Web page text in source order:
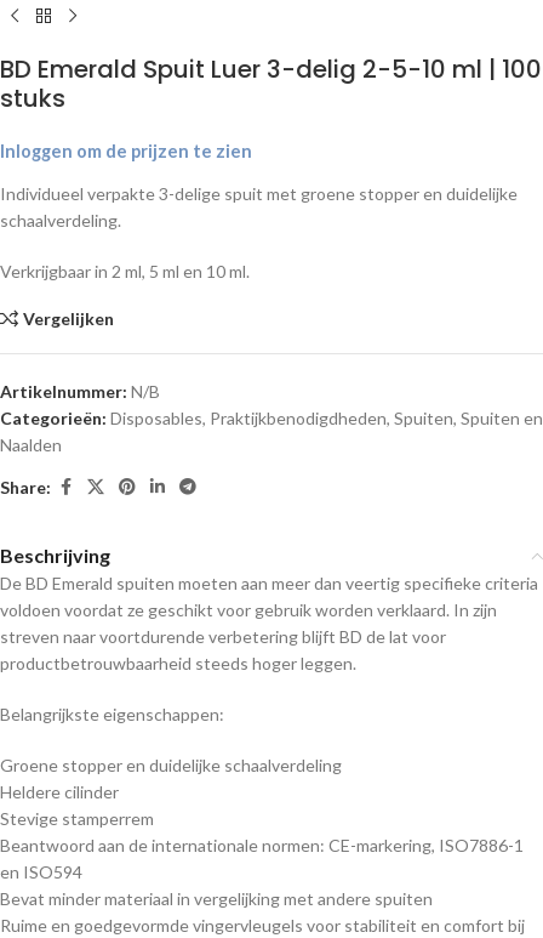
BD Emerald Spuit Luer 3-delig 2-5-10 ml | 100
stuks
Inloggen om de prijzen te zien
Individueel verpakte 3-delige spuit met groene stopper en duidelijke
schaalverdeling.
Verkrijgbaar in 2 ml, 5 ml en 10 ml.
Vergelijken
Artikelnummer: N/B
Categorieën: Disposables, Praktijkbenodigdheden, Spuiten, Spuiten en
Naalden
Share:
Beschrijving
De BD Emerald spuiten moeten aan meer dan veertig specifieke criteria
voldoen voordat ze geschikt voor gebruik worden verklaard. In zijn
streven naar voortdurende verbetering blijft BD de lat voor
productbetrouwbaarheid steeds hoger leggen.
Belangrijkste eigenschappen:
Groene stopper en duidelijke schaalverdeling
Heldere cilinder
Stevige stamperrem
Beantwoord aan de internationale normen: CE-markering, ISO7886-1
en ISO594
Bevat minder materiaal in vergelijking met andere spuiten
Ruime en goedgevormde vingervleugels voor stabiliteit en comfort bij